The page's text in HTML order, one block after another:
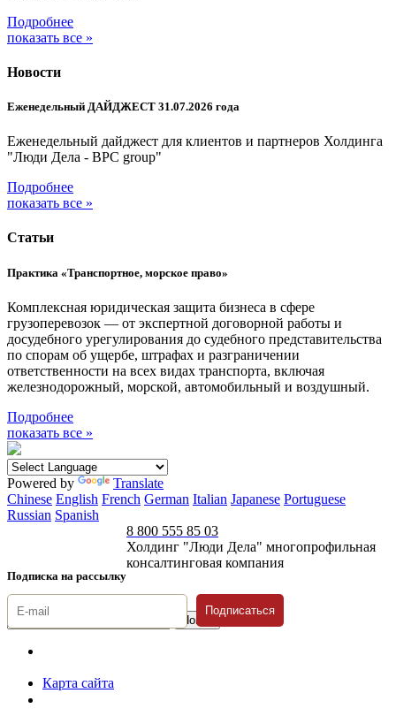
Подробнее
показать все »
Новости
Еженедельный ДАЙДЖЕСТ 31.07.2026 года
Еженедельный дайджест для клиентов и партнеров Холдинга
"Люди Дела - BPC group"
Подробнее
показать все »
Статьи
Практика «Транспортное, морское право»
Комплексная юридическая защита бизнеса в сфере
грузоперевозок — от экспертной договорной работы и
досудебного урегулирования до судебного представительства
по спорам об ущербе, штрафах и разграничении
ответственности на всех видах транспорта, включая
железнодорожный, морской, автомобильный и воздушный.
Подробнее
показать все »
Powered by
Translate
Chinese English French German Italian Japanese Portuguese
Russian Spanish
Подписка на рассылку
8 800 555 85 03
Холдинг "Люди Дела" многопрофильная
консалтинговая компания
Подписаться
Карта сайта